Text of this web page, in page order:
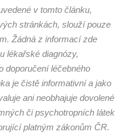
v tomto článku,
stránkách, slouží pouze
Žádná z informací zde
lékařské diagnózy,
doporučení léčebného
je čistě informativní a jako
ani neobhajuje dovolené
či psychotropních látek
platným zákonům ČR.